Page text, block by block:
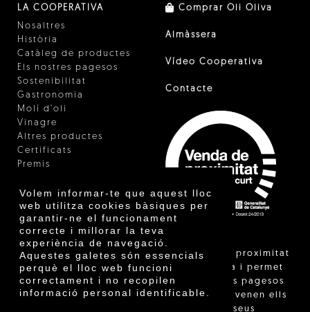
Volem informar-te que aquest lloc
web utilitza cookies bàsiques per
garantir-ne el funcionament
correcte i millorar la teva
experiència de navegació.
Aquestes galetes són essencials
perquè el lloc web funcioni
correctament i no recopilen
informació personal identificable.
LA COOPERATIVA
Nosaltres
Història
Catàleg de productes
Els nostres pagesos
Sostenibilitat
Gastronomia
Molí d'oli
Vinagre
Altres productes
Certificats
Premis
Comprar Oli Oliva
Almàssera
Vídeo Cooperativa
Contacte
"La venda de proximitat
està regulada i permet
identificar els pagesos
catalans que venen ells
mateixos els seus